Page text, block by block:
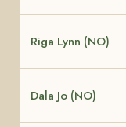
Riga Lynn (NO)
Dala Jo (NO)